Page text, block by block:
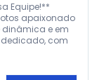
Equipe!**
apaixonado
dinâmica e em
dedicado, com